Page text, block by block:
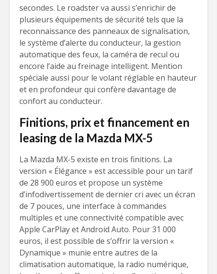
secondes. Le roadster va aussi s’enrichir de
plusieurs équipements de sécurité tels que la
reconnaissance des panneaux de signalisation,
le système d’alerte du conducteur, la gestion
automatique des feux, la caméra de recul ou
encore l’aide au freinage intelligent. Mention
spéciale aussi pour le volant réglable en hauteur
et en profondeur qui confère davantage de
confort au conducteur.
Finitions, prix et financement en
leasing de la Mazda MX-5
La Mazda MX-5 existe en trois finitions. La
version « Élégance » est accessible pour un tarif
de 28 900 euros et propose un système
d’infodivertissement de dernier cri avec un écran
de 7 pouces, une interface à commandes
multiples et une connectivité compatible avec
Apple CarPlay et Android Auto. Pour 31 000
euros, il est possible de s’offrir la version «
Dynamique » munie entre autres de la
climatisation automatique, la radio numérique,